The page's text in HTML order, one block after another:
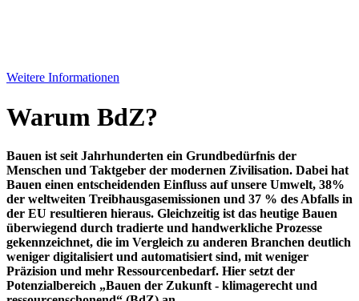
Weitere Informationen
Warum BdZ?
Bauen ist seit Jahrhunderten ein Grundbedürfnis der
Menschen und Taktgeber der modernen Zivilisation. Dabei hat
Bauen einen entscheidenden Einfluss auf unsere Umwelt, 38%
der weltweiten Treibhausgasemissionen und 37 % des Abfalls in
der EU resultieren hieraus. Gleichzeitig ist das heutige Bauen
überwiegend durch tradierte und handwerkliche Prozesse
gekennzeichnet, die im Vergleich zu anderen Branchen deutlich
weniger digitalisiert und automatisiert sind, mit weniger
Präzision und mehr Ressourcenbedarf. Hier setzt der
Potenzialbereich „Bauen der Zukunft - klimagerecht und